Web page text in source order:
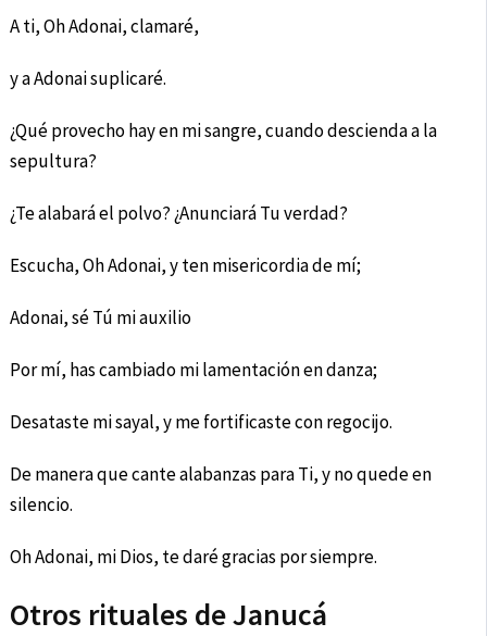
A ti, Oh Adonai, clamaré,
y a Adonai suplicaré.
¿Qué provecho hay en mi sangre, cuando descienda a la
sepultura?
¿Te alabará el polvo? ¿Anunciará Tu verdad?
Escucha, Oh Adonai, y ten misericordia de mí;
Adonai, sé Tú mi auxilio
Por mí, has cambiado mi lamentación en danza;
Desataste mi sayal, y me fortificaste con regocijo.
De manera que cante alabanzas para Ti, y no quede en
silencio.
Oh Adonai, mi Dios, te daré gracias por siempre.
Otros rituales de Janucá